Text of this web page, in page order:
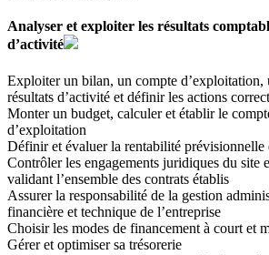
Analyser et exploiter les résultats
d’activité
Exploiter un bilan, un compte d’exploitation,
résultats d’activité et définir les actions
Monter un budget, calculer et établir le
d’exploitation
Définir et évaluer la rentabilité prévisionnelle
Contrôler les engagements juridiques du site
validant l’ensemble des contrats établis
Assurer la responsabilité de la gestion
financière et technique de l’entreprise
Choisir les modes de financement à court et
Gérer et optimiser sa trésorerie